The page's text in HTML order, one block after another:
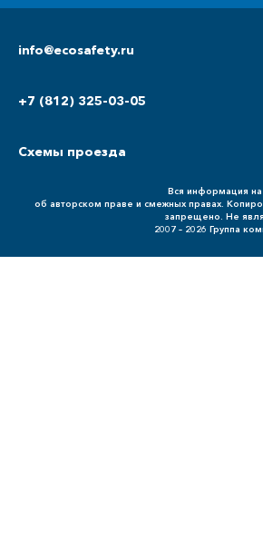
info@ecosafety.ru
+7 (812) 325-03-05
Схемы проезда
Вся информация
об авторском праве и смежных правах.
запрещено. Не
2007 – 2026 Группа